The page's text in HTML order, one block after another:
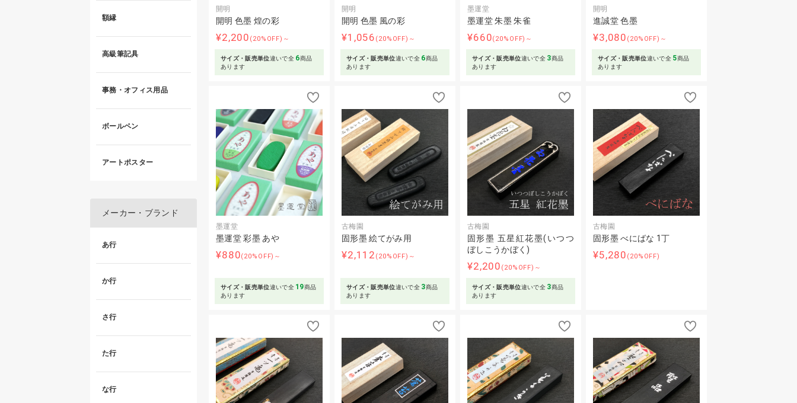
開明
開明 色墨 煌の彩
¥2,200 (20%OFF)～
サイズ・販売単位違いで全 6商品
あります
開明
開明 色墨 風の彩
¥1,056 (20%OFF)～
サイズ・販売単位違いで全 6商品
あります
墨運堂
墨運堂 朱墨 朱雀
¥660(20%OFF)～
サイズ・販売単位違いで全 3商品
あります
開明
進誠堂 色墨
¥3,080 (20%OFF)～
サイズ・販売単位違いで全 5商品
あります
墨運堂
墨運堂 彩墨 あや
¥880(20%OFF)～
サイズ・販売単位違いで全 19商品
あります
古梅園
固形墨 絵てがみ用
¥2,112 (20%OFF)～
サイズ・販売単位違いで全 3商品
あります
古梅園
固形墨 五星紅花墨(いつつ
ぼしこうかぼく)
¥2,200 (20%OFF)～
サイズ・販売単位違いで全 3商品
あります
古梅園
固形墨 べにばな 1丁
¥5,280 (20%OFF)
額縁
高級筆記具
事務・オフィス用品
ボールペン
アートポスター
メーカー・ブランド
あ行
か行
さ行
た行
な行